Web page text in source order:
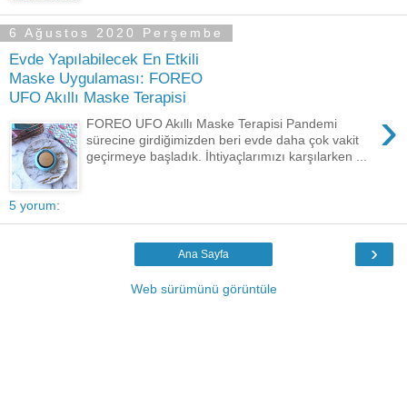
6 Ağustos 2020 Perşembe
Evde Yapılabilecek En Etkili
Maske Uygulaması: FOREO
UFO Akıllı Maske Terapisi
›
FOREO UFO Akıllı Maske Terapisi Pandemi
sürecine girdiğimizden beri evde daha çok vakit
geçirmeye başladık. İhtiyaçlarımızı karşılarken ...
5 yorum:
›
Ana Sayfa
Web sürümünü görüntüle